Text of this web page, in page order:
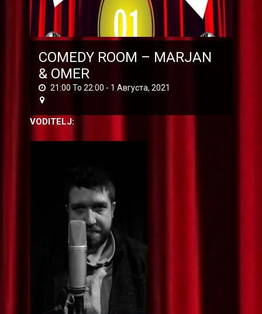
COMEDY ROOM – MARJAN
& OMER
21:00 To 22:00 - 1 Августа, 2021
VODITELJ: